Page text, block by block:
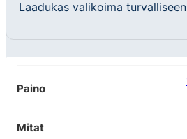
Laadukas valikoima
Paino
Mitat